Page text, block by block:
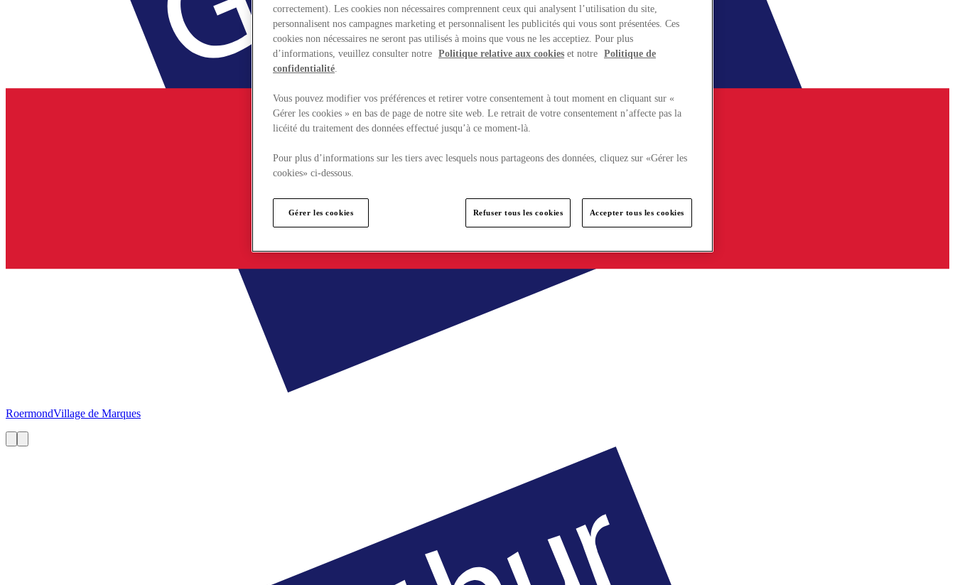
RoermondVillage de Marques
correctement). Les cookies non nécessaires comprennent ceux qui analysent l’utilisation du site,
personnalisent nos campagnes marketing et personnalisent les publicités qui vous sont présentées. Ces
cookies non nécessaires ne seront pas utilisés à moins que vous ne les acceptiez. Pour plus
d’informations, veuillez consulter notre Politique relative aux cookies et notre Politique de
confidentialité.
Vous pouvez modifier vos préférences et retirer votre consentement à tout moment en cliquant sur «
Gérer les cookies » en bas de page de notre site web. Le retrait de votre consentement n’affecte pas la
licéité du traitement des données effectué jusqu’à ce moment-là.
Pour plus d’informations sur les tiers avec lesquels nous partageons des données, cliquez sur «Gérer les
cookies» ci-dessous.
Gérer les cookies Refuser tous les cookies Accepter tous les cookies